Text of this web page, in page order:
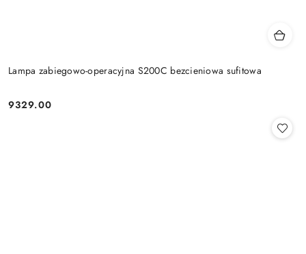
Lampa zabiegowo-operacyjna S200C bezcieniowa sufitowa
Cena:
9329.00